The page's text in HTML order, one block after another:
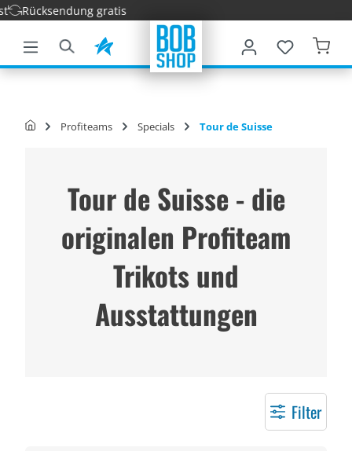
springen
gratis
Profiteams Specials Tour de Suisse
Tour de Suisse - die
originalen Profiteam
Trikots und
Ausstattungen
Filter